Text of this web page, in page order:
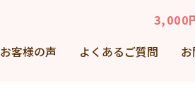
3,000
お客様の声 よくあるご質問